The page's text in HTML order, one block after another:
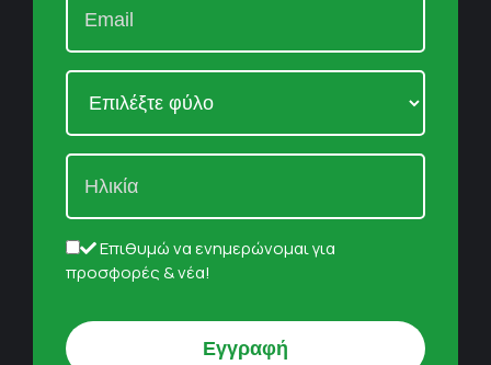
Επιθυμώ να ενημερώνομαι για
προσφορές & νέα!